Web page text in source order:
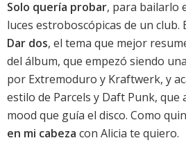
Solo quería probar, para bailarlo
luces estroboscópicas de un club.
Dar dos, el tema que mejor
del álbum, que empezó siendo
por Extremoduro y Kraftwerk, y
estilo de Parcels y Daft Punk, que
mood que guía el disco. Como
en mi cabeza con Alicia te quiero.